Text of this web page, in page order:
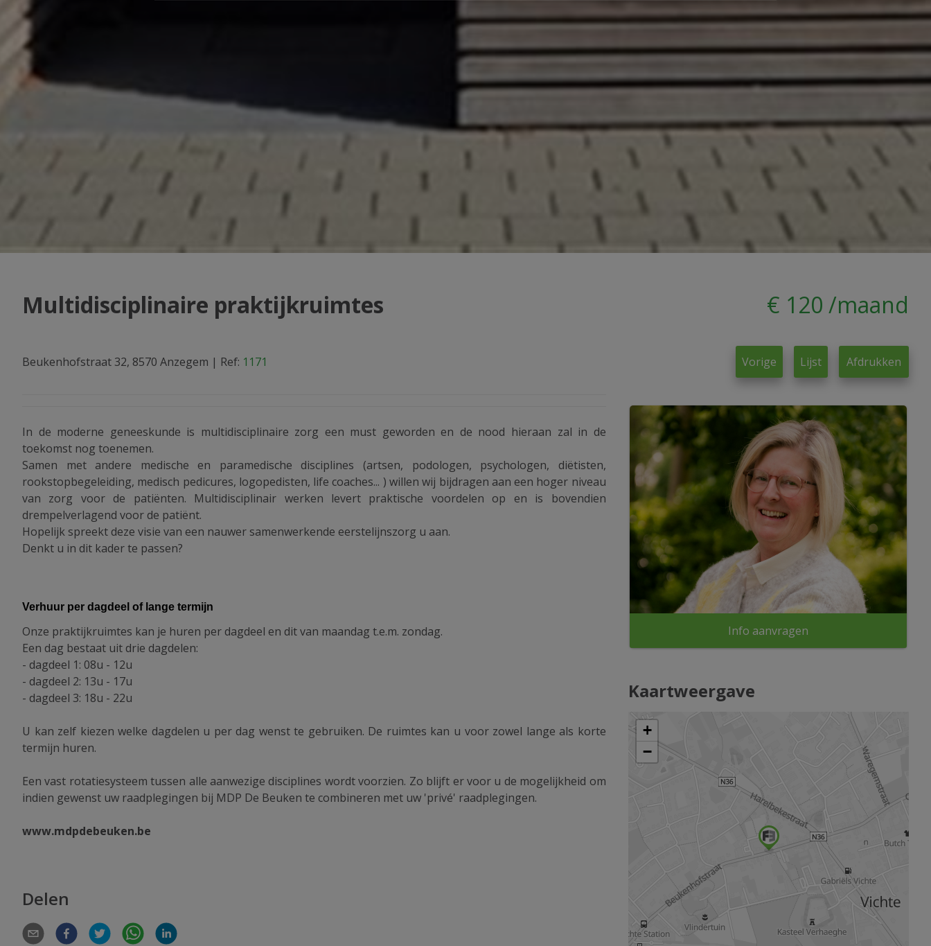
Multidisciplinaire praktijkruimtes € 120 /maand
Beukenhofstraat 32, 8570 Anzegem | Ref: 1171 Vorige Lijst Afdrukken
In de moderne geneeskunde is multidisciplinaire zorg een must geworden en de nood hieraan zal in de
toekomst nog toenemen.
Samen met andere medische en paramedische disciplines (artsen, podologen, psychologen, diëtisten,
rookstopbegeleiding, medisch pedicures, logopedisten, life coaches... ) willen wij bijdragen aan een hoger niveau
van zorg voor de patiënten. Multidisciplinair werken levert praktische voordelen op en is bovendien
drempelverlagend voor de patiënt.
Hopelijk spreekt deze visie van een nauwer samenwerkende eerstelijnszorg u aan.
Denkt u in dit kader te passen?
Verhuur per dagdeel of lange termijn
Onze praktijkruimtes kan je huren per dagdeel en dit van maandag t.e.m. zondag.
Een dag bestaat uit drie dagdelen:
- dagdeel 1: 08u - 12u
- dagdeel 2: 13u - 17u
- dagdeel 3: 18u - 22u
U kan zelf kiezen welke dagdelen u per dag wenst te gebruiken. De ruimtes kan u voor zowel lange als korte
termijn huren.
Een vast rotatiesysteem tussen alle aanwezige disciplines wordt voorzien. Zo blijft er voor u de mogelijkheid om
indien gewenst uw raadplegingen bij MDP De Beuken te combineren met uw 'privé' raadplegingen.
www.mdpdebeuken.be
Delen
Info aanvragen
Kaartweergave